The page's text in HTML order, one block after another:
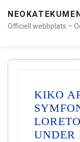
Officiell webbplats –
KIKO